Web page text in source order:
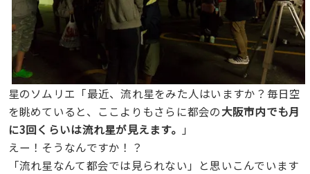
星のソムリエ「最近、流れ星をみた人はいますか？毎日空
を眺めていると、ここよりもさらに都会の大阪市内でも月
に3回くらいは流れ星が見えます。 」
えー！そうなんですか！？
「流れ星なんて都会では見られない」と思いこんでいます